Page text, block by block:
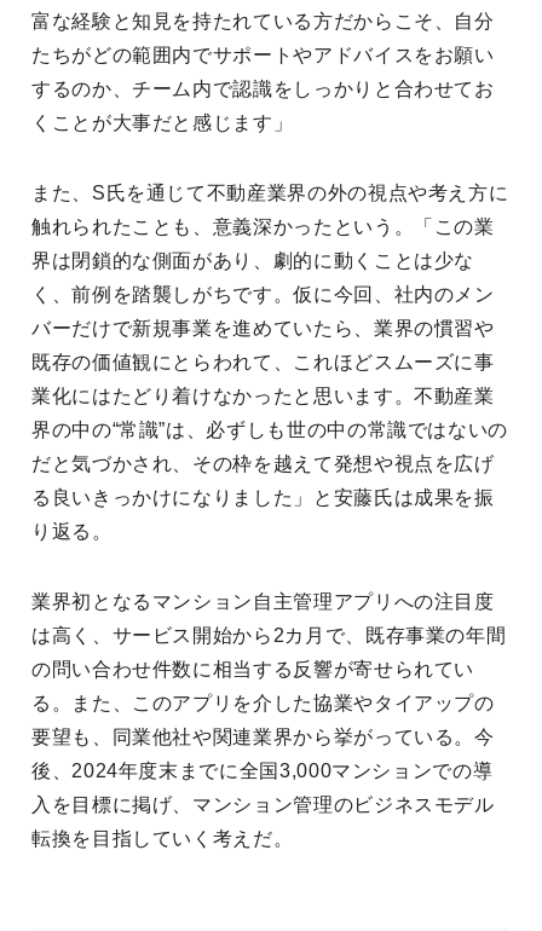
富な経験と知見を持たれている方だからこそ、自分
たちがどの範囲内でサポートやアドバイスをお願い
するのか、チーム内で認識をしっかりと合わせてお
くことが大事だと感じます」
また、S氏を通じて不動産業界の外の視点や考え方に
触れられたことも、意義深かったという。「この業
界は閉鎖的な側面があり、劇的に動くことは少な
く、前例を踏襲しがちです。仮に今回、社内のメン
バーだけで新規事業を進めていたら、業界の慣習や
既存の価値観にとらわれて、これほどスムーズに事
業化にはたどり着けなかったと思います。不動産業
界の中の“常識”は、必ずしも世の中の常識ではないの
だと気づかされ、その枠を越えて発想や視点を広げ
る良いきっかけになりました」と安藤氏は成果を振
り返る。
業界初となるマンション自主管理アプリへの注目度
は高く、サービス開始から2カ月で、既存事業の年間
の問い合わせ件数に相当する反響が寄せられてい
る。また、このアプリを介した協業やタイアップの
要望も、同業他社や関連業界から挙がっている。今
後、2024年度末までに全国3,000マンションでの導
入を目標に掲げ、マンション管理のビジネスモデル
転換を目指していく考えだ。